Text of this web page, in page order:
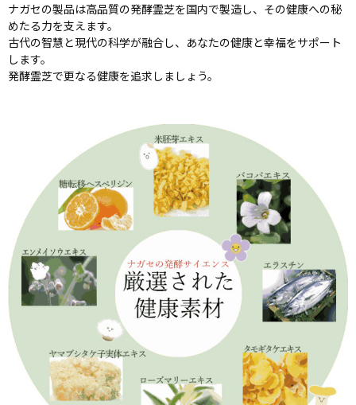
ナガセの製品は高品質の発酵霊芝を国内で製造し、その健康への秘
めたる力を支えます。
古代の智慧と現代の科学が融合し、あなたの健康と幸福をサポート
します。
発酵霊芝で更なる健康を追求しましょう。